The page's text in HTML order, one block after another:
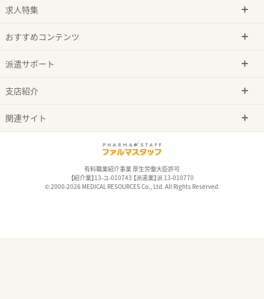
求人特集
おすすめコンテンツ
派遣サポート
支店紹介
関連サイト
有料職業紹介事業 厚生労働大臣許可
【紹介業】13-ユ-010743 【派遣業】派 13-010770
© 2000-2026 MEDICAL RESOURCES Co., Ltd. All Rights Reserved.